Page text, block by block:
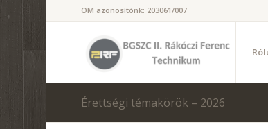
OM azonosítónk: 203061/007
Érettségi témakörök – 2026